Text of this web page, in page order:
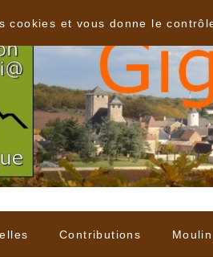
Contributions
cookies et vous donne le